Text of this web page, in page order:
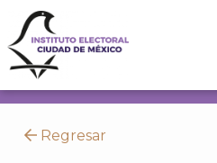
Regresar